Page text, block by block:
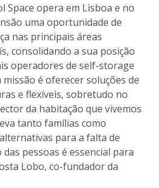
Space opera em Lisboa e no
uma oportunidade de
nas principais áreas
consolidando a sua posição
operadores de self-storage
é oferecer soluções de
e flexíveis, sobretudo no
da habitação que vivemos
tanto famílias como
para a falta de
pessoas é essencial para
Lobo, co-fundador da